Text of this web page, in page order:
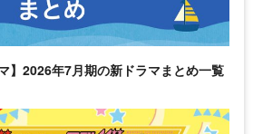
】2026年7月期の新ドラマまとめ一覧